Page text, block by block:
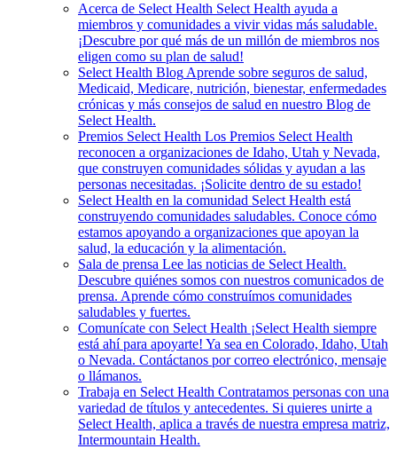
Acerca de Select Health Select Health ayuda a
miembros y comunidades a vivir vidas más saludable.
¡Descubre por qué más de un millón de miembros nos
eligen como su plan de salud!
Select Health Blog Aprende sobre seguros de salud,
Medicaid, Medicare, nutrición, bienestar, enfermedades
crónicas y más consejos de salud en nuestro Blog de
Select Health.
Premios Select Health Los Premios Select Health
reconocen a organizaciones de Idaho, Utah y Nevada,
que construyen comunidades sólidas y ayudan a las
personas necesitadas. ¡Solicite dentro de su estado!
Select Health en la comunidad Select Health está
construyendo comunidades saludables. Conoce cómo
estamos apoyando a organizaciones que apoyan la
salud, la educación y la alimentación.
Sala de prensa Lee las noticias de Select Health.
Descubre quiénes somos con nuestros comunicados de
prensa. Aprende cómo construímos comunidades
saludables y fuertes.
Comunícate con Select Health ¡Select Health siempre
está ahí para apoyarte! Ya sea en Colorado, Idaho, Utah
o Nevada. Contáctanos por correo electrónico, mensaje
o llámanos.
Trabaja en Select Health Contratamos personas con una
variedad de títulos y antecedentes. Si quieres unirte a
Select Health, aplica a través de nuestra empresa matriz,
Intermountain Health.